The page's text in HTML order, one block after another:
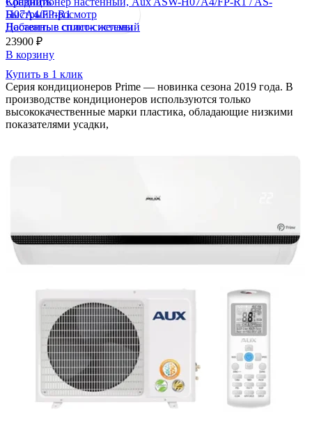
Быстрый просмотр
Добавить в список желаний
H07A4/FP-R1
Настенные сплит-системы
23900 ₽
В корзину
Купить в 1 клик
Серия кондиционеров Prime — новинка сезона 2019 года. В
производстве кондиционеров используются только
высококачественные марки пластика, обладающие низкими
показателями усадки,